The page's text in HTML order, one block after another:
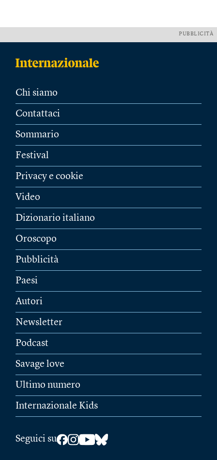
PUBBLICITÀ
Chi siamo
Contattaci
Sommario
Festival
Privacy e cookie
Video
Dizionario italiano
Oroscopo
Pubblicità
Paesi
Autori
Newsletter
Podcast
Savage love
Ultimo numero
Internazionale Kids
Seguici su